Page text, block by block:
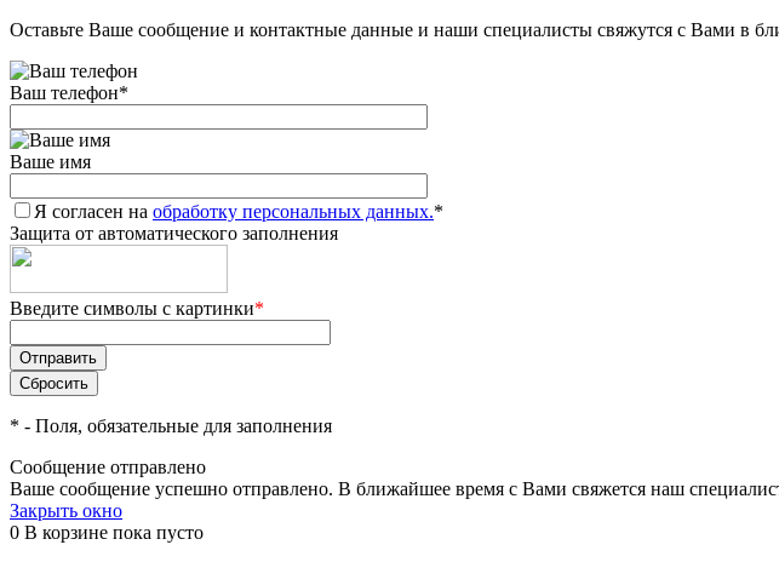
Оставьте Ваше сообщение и контактные данные и наши специалисты свяжутся с Вами в
Ваш телефон*
Ваше имя
Я согласен на обработку персональных данных.*
Защита от автоматического заполнения
Введите символы с картинки*
* - Поля, обязательные для заполнения
Сообщение отправлено
Ваше сообщение успешно отправлено. В ближайшее время с Вами свяжется наш
Закрыть окно
0 В корзине пока пусто